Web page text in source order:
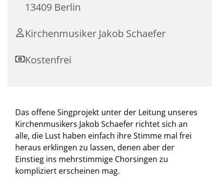
13409 Berlin
Kirchenmusiker Jakob Schaefer
Kostenfrei
Das offene Singprojekt unter der Leitung unseres
Kirchenmusikers Jakob Schaefer richtet sich an
alle, die Lust haben einfach ihre Stimme mal frei
heraus erklingen zu lassen, denen aber der
Einstieg ins mehrstimmige Chorsingen zu
kompliziert erscheinen mag.